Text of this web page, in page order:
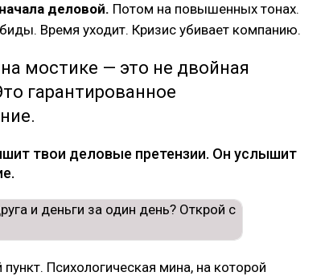
деловой. Потом на повышенных тонах.
Время уходит. Кризис убивает компанию.
мостике — это не двойная
гарантированное
твои деловые претензии. Он услышит
Психологическая мина, на которой